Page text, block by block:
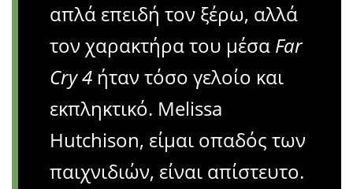
απλά επειδή τον ξέρω, αλλά
τον χαρακτήρα του μέσα Far
Cry 4 ήταν τόσο γελοίο και
εκπληκτικό. Melissa
Hutchison, είμαι οπαδός των
παιχνιδιών, είναι απίστευτο.